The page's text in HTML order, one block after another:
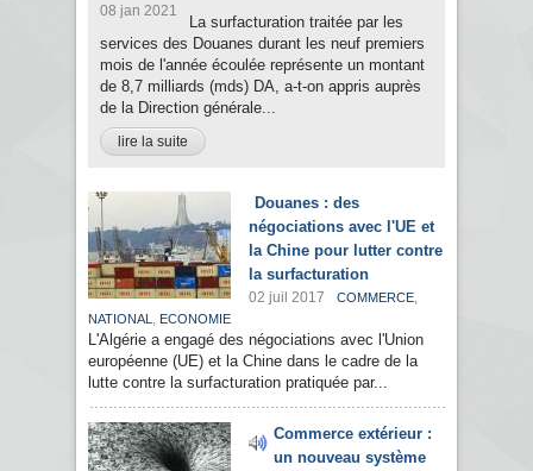
08 jan 2021
La surfacturation traitée par les
services des Douanes durant les neuf premiers
mois de l'année écoulée représente un montant
de 8,7 milliards (mds) DA, a-t-on appris auprès
de la Direction générale...
lire la suite
Douanes : des
négociations avec l'UE et
la Chine pour lutter contre
la surfacturation
02 juil 2017 COMMERCE,
NATIONAL , ECONOMIE
L'Algérie a engagé des négociations avec l'Union
européenne (UE) et la Chine dans le cadre de la
lutte contre la surfacturation pratiquée par...
Commerce extérieur :
un nouveau système